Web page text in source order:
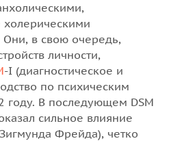
холерическими
в свою очередь,
личности,
-I (диагностическое и
по психическим
году. В последующем DSM
сильное влияние
Фрейда), четко